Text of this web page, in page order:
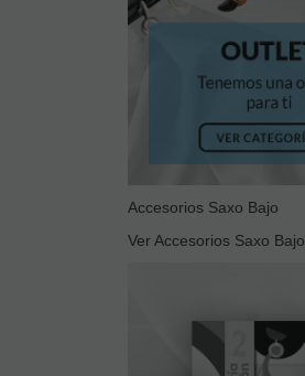
Accesorios Saxo Bajo
Ver Accesorios Saxo Bajo